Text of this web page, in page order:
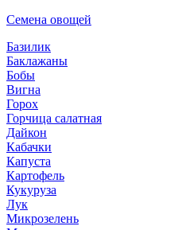
Семена овощей
Базилик
Баклажаны
Бобы
Вигна
Горох
Горчица салатная
Дайкон
Кабачки
Капуста
Картофель
Кукуруза
Лук
Микрозелень